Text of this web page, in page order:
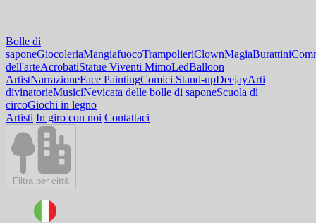
Bolle di
saponeGiocoleriaMangiafuocoTrampolieriClownMagiaBurattini
dell'arteAcrobatiStatue Viventi MimoLedBalloon
ArtistNarrazioneFace PaintingComici Stand-upDeejayArti
divinatorieMusiciNevicata delle bolle di saponeScuola di
circoGiochi in legno
Artisti In giro con noi Contattaci
Filtra per città